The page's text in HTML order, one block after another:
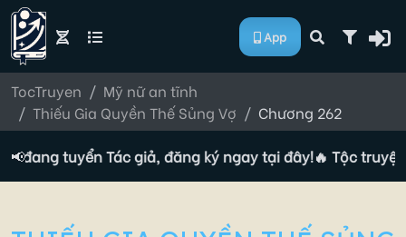
App
TocTruyen
Mỹ nữ an tĩnh
Thiếu Gia Quyền Thế Sủng Vợ
Chương 262
📢
đang tuyển Tác giả, đăng ký ngay tại đây!🔥 Tộc truyện